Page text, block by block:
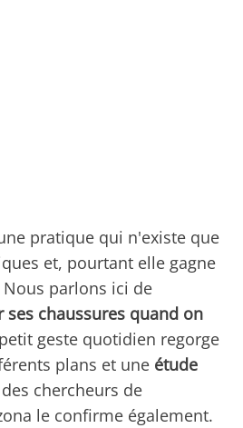
pratique qui n'existe que
et, pourtant elle gagne
parlons ici de
ses chaussures quand on
geste quotidien regorge
plans et une étude
chercheurs de
le confirme également.